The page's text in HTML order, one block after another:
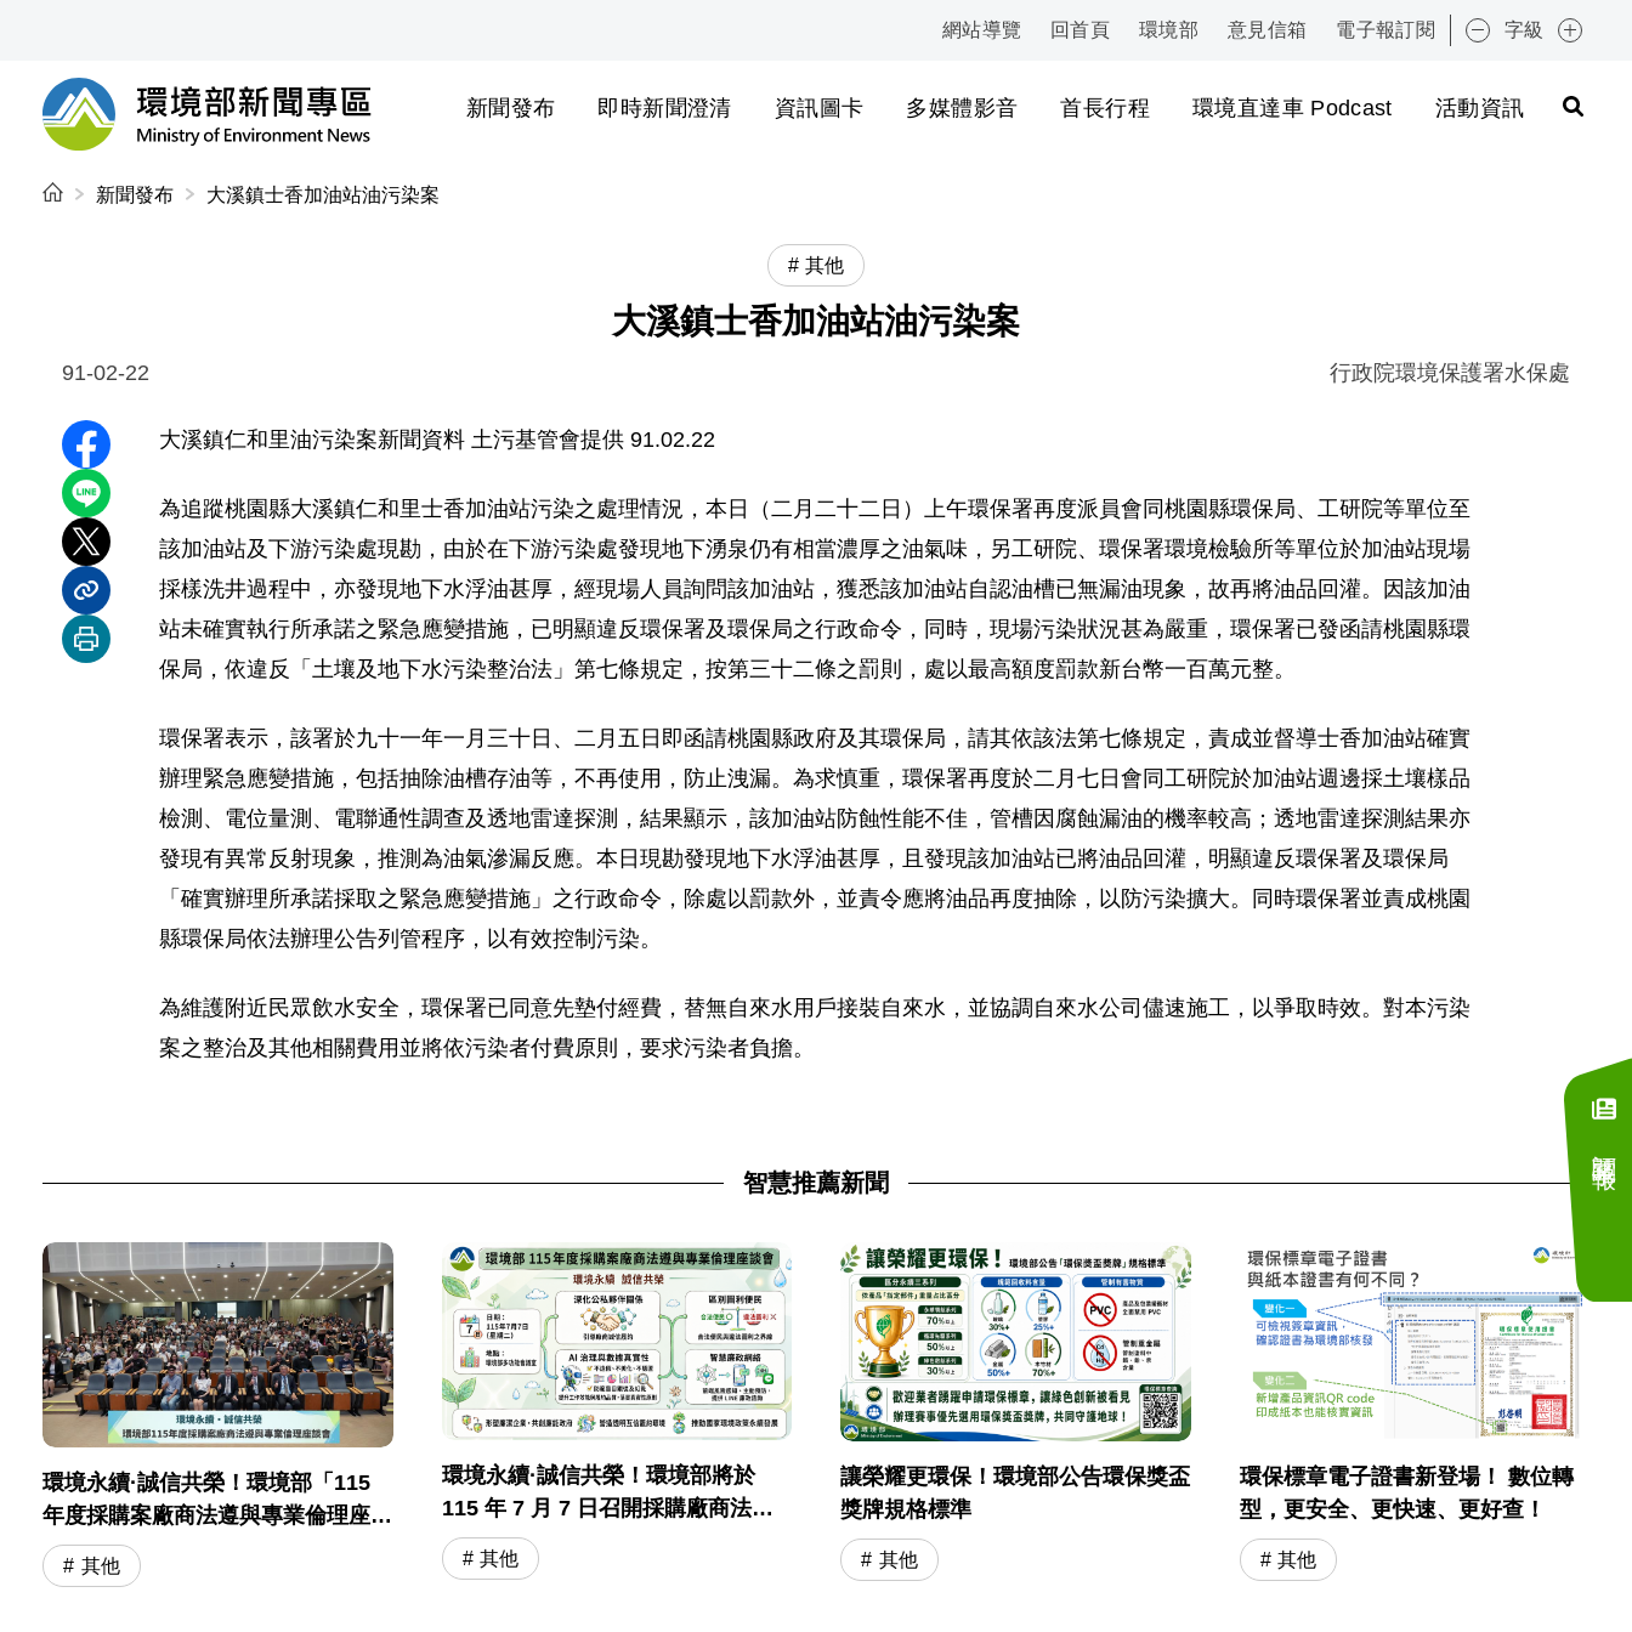
:::
網站導覽 回首頁 環境部 意見信箱 電子報訂閱 字級
環境部新聞專區
新聞發布 即時新聞澄清 資訊圖卡 多媒體影音 首長行程 環境直達車 Podcast 活動資訊
:::
新聞發布 大溪鎮士香加油站油污染案
其他
大溪鎮士香加油站油污染案
91-02-22 行政院環境保護署水保處
分享至 Facebook
分享到 LINE
分享到 X
分享內容連結
列印本頁
大溪鎮仁和里油污染案新聞資料 土污基管會提供 91.02.22
為追蹤桃園縣大溪鎮仁和里士香加油站污染之處理情況，本日（二月二十二日）上午環保署再度派員會同桃園縣環保局、工研院等單位至
該加油站及下游污染處現勘，由於在下游污染處發現地下湧泉仍有相當濃厚之油氣味，另工研院、環保署環境檢驗所等單位於加油站現場
採樣洗井過程中，亦發現地下水浮油甚厚，經現場人員詢問該加油站，獲悉該加油站自認油槽已無漏油現象，故再將油品回灌。因該加油
站未確實執行所承諾之緊急應變措施，已明顯違反環保署及環保局之行政命令，同時，現場污染狀況甚為嚴重，環保署已發函請桃園縣環
保局，依違反「土壤及地下水污染整治法」第七條規定，按第三十二條之罰則，處以最高額度罰款新台幣一百萬元整。
環保署表示，該署於九十一年一月三十日、二月五日即函請桃園縣政府及其環保局，請其依該法第七條規定，責成並督導士香加油站確實
辦理緊急應變措施，包括抽除油槽存油等，不再使用，防止洩漏。為求慎重，環保署再度於二月七日會同工研院於加油站週邊採土壤樣品
檢測、電位量測、電聯通性調查及透地雷達探測，結果顯示，該加油站防蝕性能不佳，管槽因腐蝕漏油的機率較高；透地雷達探測結果亦
發現有異常反射現象，推測為油氣滲漏反應。本日現勘發現地下水浮油甚厚，且發現該加油站已將油品回灌，明顯違反環保署及環保局
「確實辦理所承諾採取之緊急應變措施」之行政命令，除處以罰款外，並責令應將油品再度抽除，以防污染擴大。同時環保署並責成桃園
縣環保局依法辦理公告列管程序，以有效控制污染。
為維護附近民眾飲水安全，環保署已同意先墊付經費，替無自來水用戶接裝自來水，並協調自來水公司儘速施工，以爭取時效。對本污染
案之整治及其他相關費用並將依污染者付費原則，要求污染者負擔。
智慧推薦新聞
環境永續·誠信共榮！環境部「115
年度採購案廠商法遵與專業倫理座談
會」圓滿落幕
其他
環境永續·誠信共榮！環境部將於
115 年 7 月 7 日召開採購廠商法遵
與專業倫理座談會
其他
讓榮耀更環保！環境部公告環保獎盃
獎牌規格標準
其他
環保標章電子證書新登場！ 數位轉
型，更安全、更快速、更好查！
其他